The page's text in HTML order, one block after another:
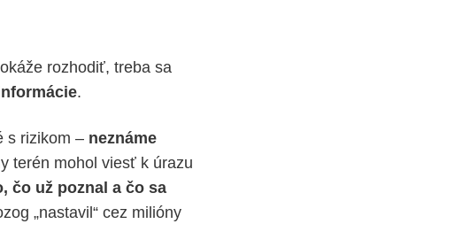
rozhodiť, treba sa
.
s rizikom – neznáme
terén mohol viesť k úrazu
čo už poznal a čo sa
„nastavil“ cez milióny